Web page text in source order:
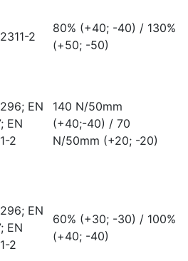
2
80% (+40; -40) / 130%
(+50; -50)
EN
EN
2
140 N/50mm
(+40;-40) / 70
N/50mm (+20; -20)
EN
EN
2
60% (+30; -30) / 100%
(+40; -40)